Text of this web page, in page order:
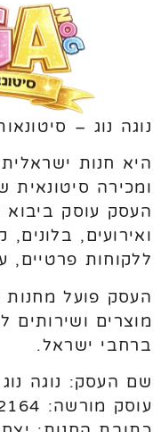
נוגה נוג –
היא חנות
ומכירה סיטונאית
העסק עוסק ביבוא
ואירועים,
ללקוחות פרטיים,
העסק פועל
מוצרים ושירותים
ברחבי ישראל.
שם העסק: נוגה
עוסק מורשה: 312192164